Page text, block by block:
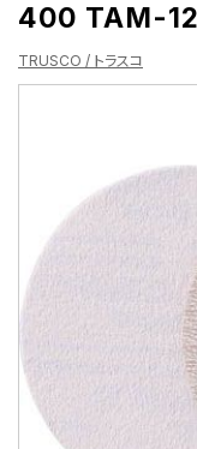
400 TAM-
TRUSCO / トラスコ